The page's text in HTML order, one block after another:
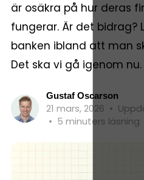
är osäkra på hur deras
fungerar. Är det bidrag?
banken ibland att man
Det ska vi gå igenom nu.
Gustaf Oscarson
21 mars, 2026 •
• 5 minuters läsning